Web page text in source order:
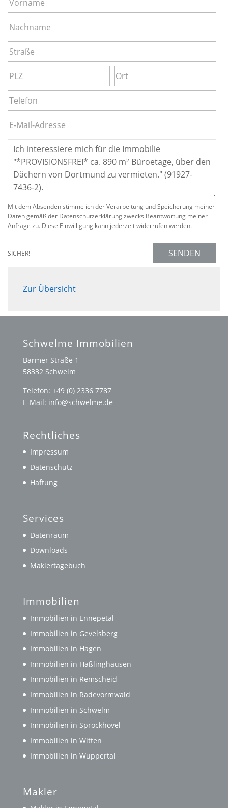
Mit dem Absenden stimme ich der Verarbeitung und Speicherung meiner
Daten gemäß der Datenschutzerklärung zwecks Beantwortung meiner
Anfrage zu. Diese Einwilligung kann jederzeit widerrufen werden.
SICHER! SENDEN
Zur Übersicht
Schwelme Immobilien
Barmer Straße 1
58332 Schwelm
Telefon: +49 (0) 2336 7787
E-Mail: info@schwelme.de
Rechtliches
Impressum
Datenschutz
Haftung
Services
Datenraum
Downloads
Maklertagebuch
Immobilien
Immobilien in Ennepetal
Immobilien in Gevelsberg
Immobilien in Hagen
Immobilien in Haßlinghausen
Immobilien in Remscheid
Immobilien in Radevormwald
Immobilien in Schwelm
Immobilien in Sprockhövel
Immobilien in Witten
Immobilien in Wuppertal
Makler